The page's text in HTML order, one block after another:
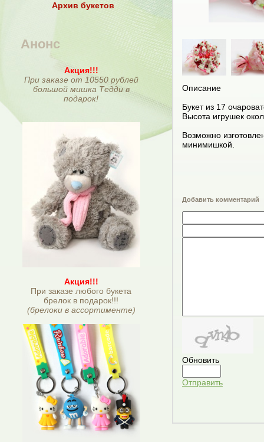
Архив букетов
Анонс
Акция!!!
При заказе от 10550 рублей
большой мишка Тедди в
подарок!
Акция!!!
При заказе любого букета
брелок в подарок!!!
(брелоки в ассортименте)
Описание
Букет из 17
Высота игрушек
Возможно
минимишкой.
Добавить комментарий
Обновить
Отправить